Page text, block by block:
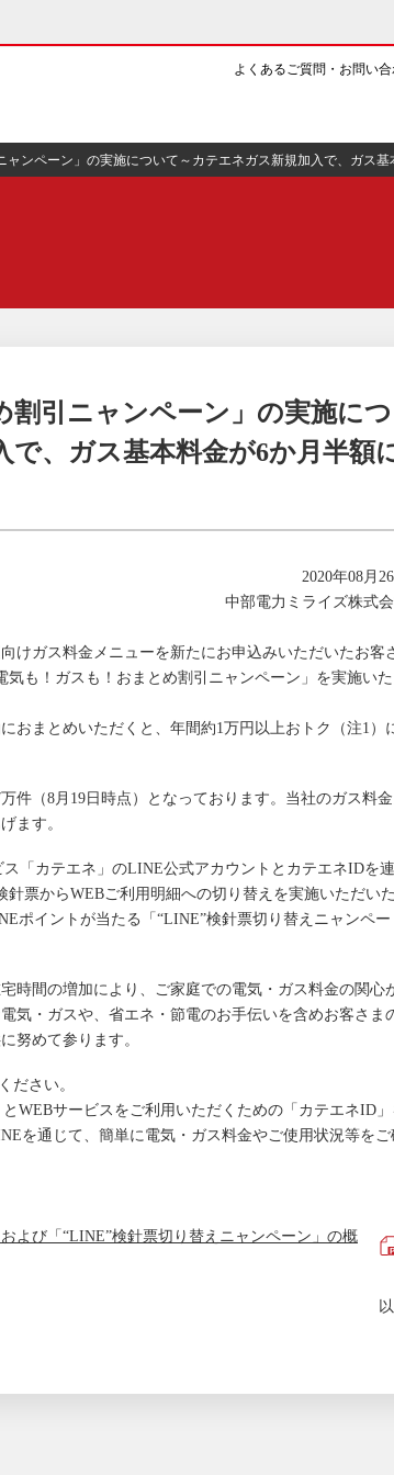
よくあるご質問・お問い合わせ
よくあるご質問・お問い
ャンペーン」の実施について～カテエネガス新規加入で、ガス
割引ニャンペーン」の実施につ
、ガス基本料金が6か月半額
2020年08月
中部電力ミライズ株式
けガス料金メニューを新たにお申込みいただいたお客
も！ガスも！おまとめ割引ニャンペーン」を実施いた
おまとめいただくと、年間約1万円以上おトク（注1）
件（8月19日時点）となっております。当社のガス料金
ます。
「カテエネ」のLINE公式アカウントとカテエネIDを連
票からWEBご利用明細への切り替えを実施いただいた
ポイントが当たる「“LINE”検針票切り替えニャンペー
時間の増加により、ご家庭での電気・ガス料金の関心
気・ガスや、省エネ・節電のお手伝いを含めお客さま
努めて参ります。
ださい。
WEBサービスをご利用いただくための「カテエネID」
を通じて、簡単に電気・ガス料金やご使用状況等をご
よび「“LINE”検針票切り替えニャンペーン」の概